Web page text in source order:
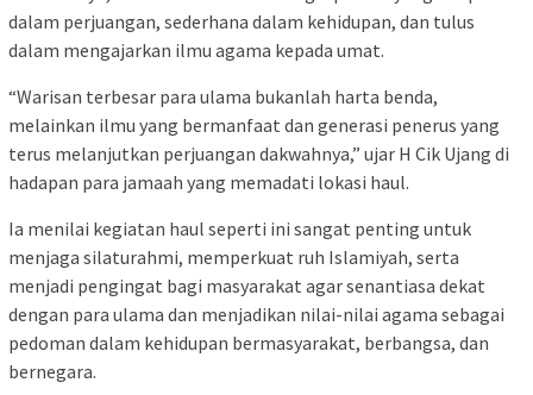
dalam perjuangan, sederhana dalam kehidupan, dan tulus
dalam mengajarkan ilmu agama kepada umat.
“Warisan terbesar para ulama bukanlah harta benda,
melainkan ilmu yang bermanfaat dan generasi penerus yang
terus melanjutkan perjuangan dakwahnya,” ujar H Cik Ujang di
hadapan para jamaah yang memadati lokasi haul.
Ia menilai kegiatan haul seperti ini sangat penting untuk
menjaga silaturahmi, memperkuat ruh Islamiyah, serta
menjadi pengingat bagi masyarakat agar senantiasa dekat
dengan para ulama dan menjadikan nilai-nilai agama sebagai
pedoman dalam kehidupan bermasyarakat, berbangsa, dan
bernegara.